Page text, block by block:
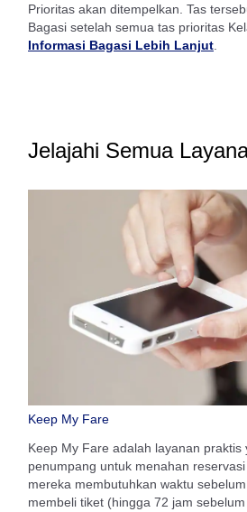
Prioritas akan ditempelkan. Tas
Bagasi setelah semua tas prioritas
Informasi Bagasi Lebih Lanjut.
Jelajahi Semua
Keep My Fare
Keep My Fare adalah layanan praktis
penumpang untuk menahan
mereka membutuhkan waktu
membeli tiket (hingga 72 jam